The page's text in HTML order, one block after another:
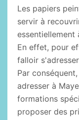
Les papiers
servir à
En effet, pour
falloir
Par
adresser à
formations
proposer des